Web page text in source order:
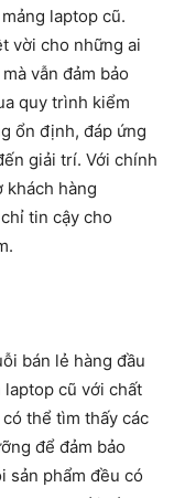
laptop cũ.
vời cho những ai
vẫn đảm bảo
quy trình kiểm
ổn định, đáp ứng
giải trí. Với chính
khách hàng
tin cậy cho
bán lẻ hàng đầu
laptop cũ với chất
thể tìm thấy các
để đảm bảo
sản phẩm đều có